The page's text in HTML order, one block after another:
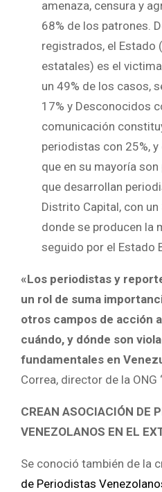
amenaza, censura y
68% de los patrones.
registrados, el Estado
estatales) es el
un 49% de los casos,
17% y Desconocidos
comunicación
periodistas con 25%,
que en su mayoría
que desarrollan
Distrito Capital, con
donde se producen la
seguido por el Estado
«Los periodistas y
un rol de suma
otros campos de acción
cuándo, y dónde son
fundamentales en
Correa, director de la ONG ‘
CREAN ASOCIACIÓN DE
VENEZOLANOS EN EL
Se conoció también de la
de Periodistas